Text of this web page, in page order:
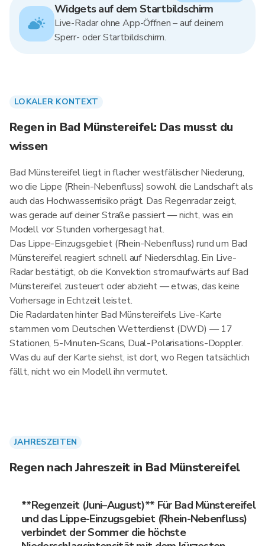
Widgets auf dem Startbildschirm
Live-Radar ohne App-Öffnen – auf deinem
Sperr- oder Startbildschirm.
LOKALER KONTEXT
Regen in Bad Münstereifel: Das musst du
wissen
Bad Münstereifel liegt in flacher westfälischer Niederung,
wo die Lippe (Rhein-Nebenfluss) sowohl die Landschaft als
auch das Hochwasserrisiko prägt. Das Regenradar zeigt,
was gerade auf deiner Straße passiert — nicht, was ein
Modell vor Stunden vorhergesagt hat.
Das Lippe-Einzugsgebiet (Rhein-Nebenfluss) rund um Bad
Münstereifel reagiert schnell auf Niederschlag. Ein Live-
Radar bestätigt, ob die Konvektion stromaufwärts auf Bad
Münstereifel zusteuert oder abzieht — etwas, das keine
Vorhersage in Echtzeit leistet.
Die Radardaten hinter Bad Münstereifels Live-Karte
stammen vom Deutschen Wetterdienst (DWD) — 17
Stationen, 5-Minuten-Scans, Dual-Polarisations-Doppler.
Was du auf der Karte siehst, ist dort, wo Regen tatsächlich
fällt, nicht wo ein Modell ihn vermutet.
JAHRESZEITEN
Regen nach Jahreszeit in Bad Münstereifel
**Regenzeit (Juni–August)** Für Bad Münstereifel
und das Lippe-Einzugsgebiet (Rhein-Nebenfluss)
verbindet der Sommer die höchste